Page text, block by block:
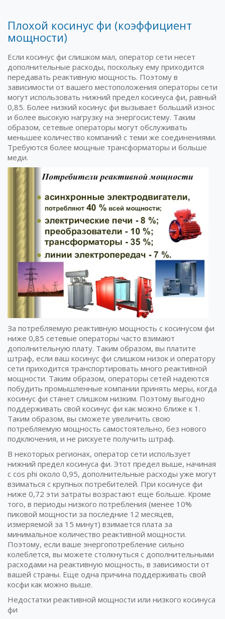
Плохой косинус фи (коэффициент
мощности)
Если косинус фи слишком мал, оператор сети несет
дополнительные расходы, поскольку ему приходится
передавать реактивную мощность. Поэтому в
зависимости от вашего местоположения операторы сети
могут использовать нижний предел косинуса фи, равный
0,85. Более низкий косинус фи вызывает больший износ
и более высокую нагрузку на энергосистему. Таким
образом, сетевые операторы могут обслуживать
меньшее количество компаний с теми же соединениями.
Требуются более мощные трансформаторы и больше
меди.
За потребляемую реактивную мощность с косинусом фи
ниже 0,85 сетевые операторы часто взимают
дополнительную плату. Таким образом, вы платите
штраф, если ваш косинус фи слишком низок и оператору
сети приходится транспортировать много реактивной
мощности. Таким образом, операторы сетей надеются
побудить промышленные компании принять меры, когда
косинус фи станет слишком низким. Поэтому выгодно
поддерживать свой косинус фи как можно ближе к 1.
Таким образом, вы сможете увеличить свою
потребляемую мощность самостоятельно, без нового
подключения, и не рискуете получить штраф.
В некоторых регионах, оператор сети использует
нижний предел косинуса фи. Этот предел выше, начиная
с cos phi около 0,95, дополнительные расходы уже могут
взиматься с крупных потребителей. При косинусе фи
ниже 0,72 эти затраты возрастают еще больше. Кроме
того, в периоды низкого потребления (менее 10%
пиковой мощности за последние 12 месяцев,
измеряемой за 15 минут) взимается плата за
минимальное количество реактивной мощности.
Поэтому, если ваше энергопотребление сильно
колеблется, вы можете столкнуться с дополнительными
расходами на реактивную мощность, в зависимости от
вашей страны. Еще одна причина поддерживать свой
косфи как можно выше.
Недостатки реактивной мощности или низкого косинуса
фи